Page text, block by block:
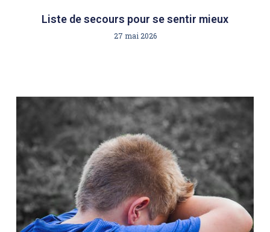
Liste de secours pour se sentir mieux
27 mai 2026